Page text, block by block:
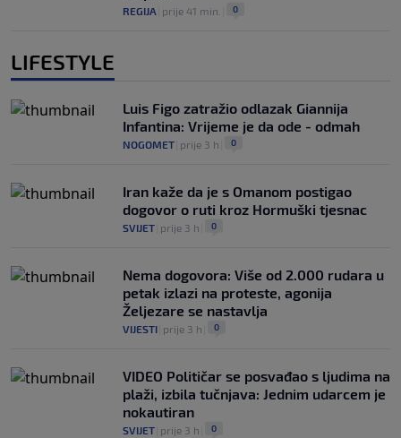
REGIJA prije 41 min. 0
LIFESTYLE
Luis Figo zatražio odlazak Giannija
Infantina: Vrijeme je da ode - odmah
NOGOMET prije 3 h 0
Iran kaže da je s Omanom postigao
dogovor o ruti kroz Hormuški tjesnac
SVIJET prije 3 h 0
Nema dogovora: Više od 2.000 rudara u
petak izlazi na proteste, agonija
Željezare se nastavlja
VIJESTI prije 3 h 0
VIDEO Političar se posvađao s ljudima na
plaži, izbila tučnjava: Jednim udarcem je
nokautiran
SVIJET prije 3 h 0